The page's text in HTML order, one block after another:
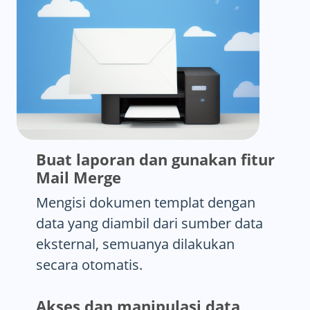
Buat laporan dan gunakan fitur
Mail Merge
Mengisi dokumen templat dengan
data yang diambil dari sumber data
eksternal, semuanya dilakukan
secara otomatis.
Akses dan manipulasi data